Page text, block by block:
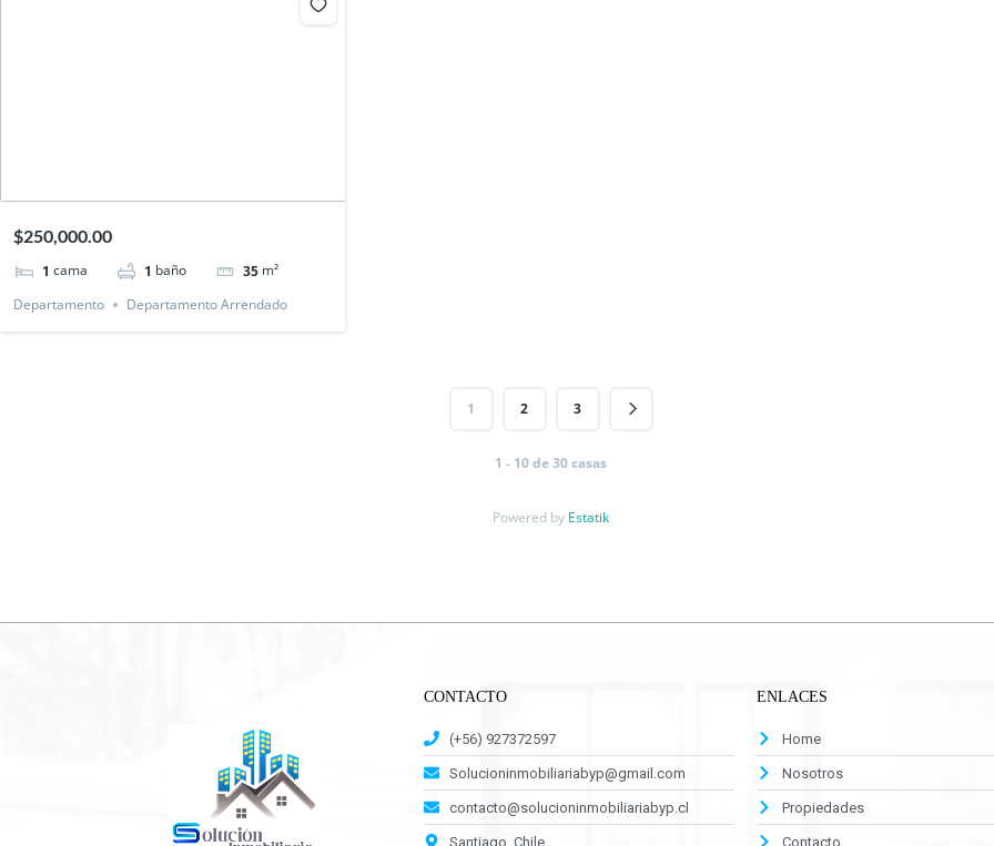
$250,000.00
1 cama 1 baño 35 m²
Departamento
Departamento Arrendado
1 2 3
1 - 10 de 30 casas
Powered by Estatik
CONTACTO
(+56) 927372597
Solucioninmobiliariabyp@gmail.com
contacto@solucioninmobiliariabyp.cl
Santiago, Chile
ENLACES
Home
Nosotros
Propiedades
Contacto